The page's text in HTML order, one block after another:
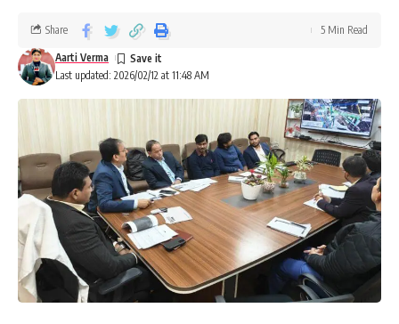
Last updated: 2026/02/12 at 11:48 AM
Aarti Verma
Share 5 Min Read